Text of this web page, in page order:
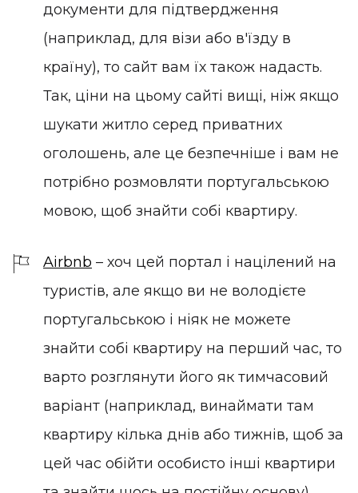
документи для підтвердження
(наприклад, для візи або в'їзду в
країну), то сайт вам їх також надасть.
Так, ціни на цьому сайті вищі, ніж якщо
шукати житло серед приватних
оголошень, але це безпечніше і вам не
потрібно розмовляти португальською
мовою, щоб знайти собі квартиру.
Airbnb – хоч цей портал і націлений на
туристів, але якщо ви не володієте
португальською і ніяк не можете
знайти собі квартиру на перший час, то
варто розглянути його як тимчасовий
варіант (наприклад, винаймати там
квартиру кілька днів або тижнів, щоб за
цей час обійти особисто інші квартири